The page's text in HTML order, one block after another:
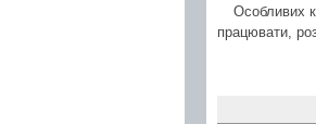
Особливих
працювати,